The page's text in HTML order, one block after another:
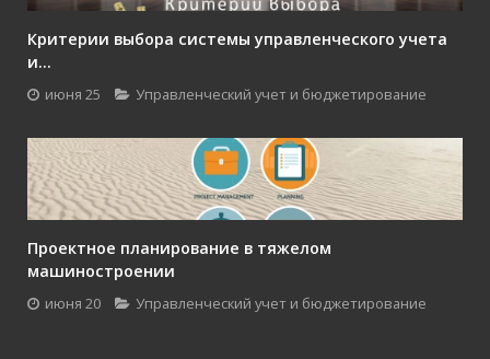
Критерии выбора системы управленческого учета
и...
июня 25 Управленческий учет и бюджетирование
Проектное планирование в тяжелом
машиностроении
июня 20 Управленческий учет и бюджетирование